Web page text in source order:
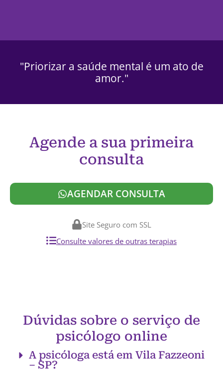
"Priorizar a saúde mental é um ato de
amor."
Agende a sua primeira
consulta
AGENDAR CONSULTA
Site Seguro com SSL
Consulte valores de outras terapias
Dúvidas sobre o serviço de
psicólogo online
A psicóloga está em Vila Fazzeoni
– SP?